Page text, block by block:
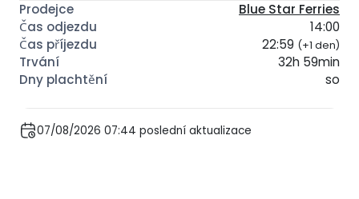
Blue Star Ferries
14:00
22:59 (+1 den)
32h 59min
so
07/08/2026 07:44 poslední aktualizace